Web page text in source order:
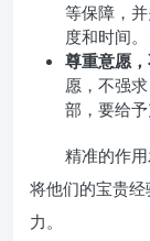
等保障，
度和时间。
尊重意愿，
愿，不强
部，要给
精准的作
将他们的宝贵
力。